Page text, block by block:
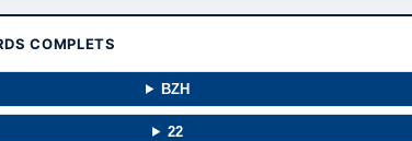
COMPLETS
BZH
22